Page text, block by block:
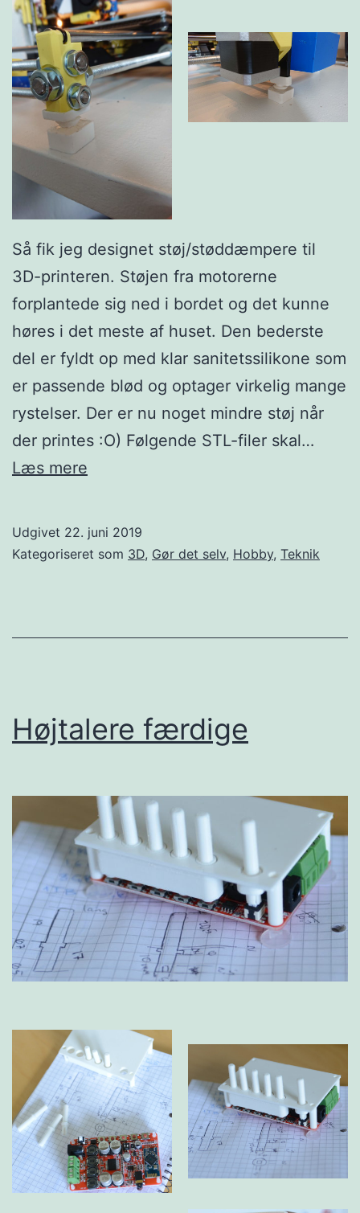
Så fik jeg designet støj/støddæmpere til
3D-printeren. Støjen fra motorerne
forplantede sig ned i bordet og det kunne
høres i det meste af huset. Den bederste
del er fyldt op med klar sanitetssilikone som
er passende blød og optager virkelig mange
rystelser. Der er nu noget mindre støj når
der printes :O) Følgende STL-filer skal…
Læs mere
i3
Udgivet 22. juni 2019
Kategoriseret som 3D, Gør det selv, Hobby, Teknik
Højtalere færdige